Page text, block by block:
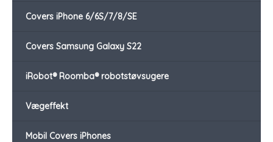
Covers iPhone 6/6S/7/8/SE
Covers Samsung Galaxy S22
iRobot® Roomba® robotstøvsugere
Vægeffekt
Mobil Covers iPhones